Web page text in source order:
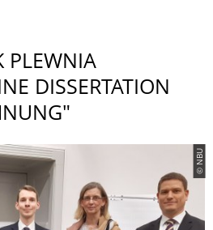
PLEWNIA
DISSERTATION
© NBU